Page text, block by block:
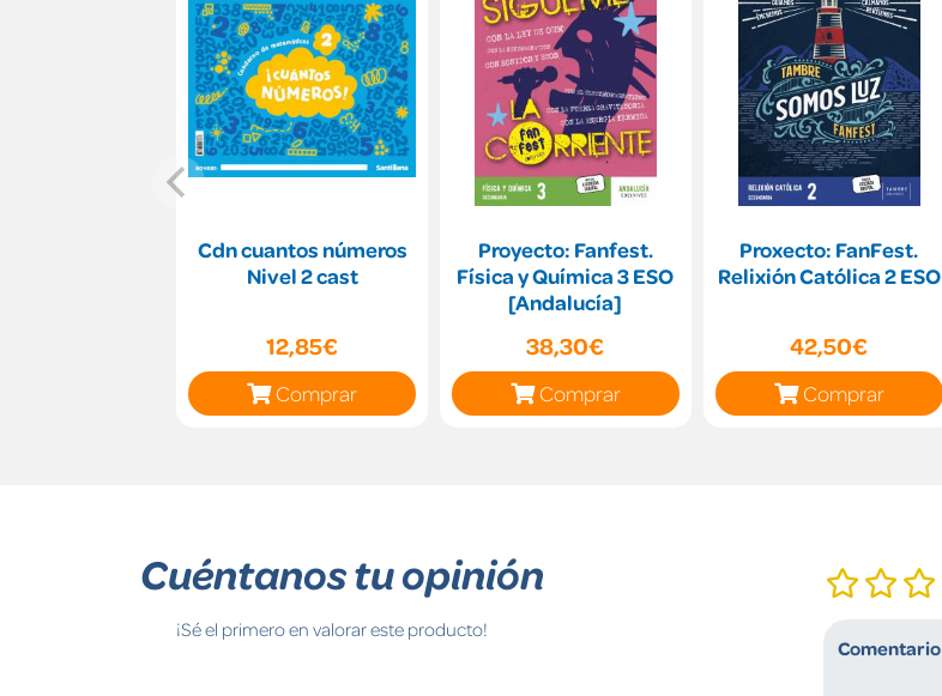
Cdn cuantos números
Nivel 2 cast
12,85€
Comprar
Proyecto: Fanfest.
Física y Química 3 ESO
[Andalucía]
38,30€
Comprar
Proxecto: FanFest.
Relixión Católica 2 ESO
42,50€
Comprar
Cuéntanos tu opinión
¡Sé el primero en valorar este producto!